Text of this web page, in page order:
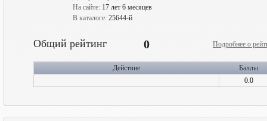
На сайте: 17 лет 6 месяцев
В каталоге: 25644-й
Общий рейтинг 0 Подробнее о
Действие
Баллы
0.0